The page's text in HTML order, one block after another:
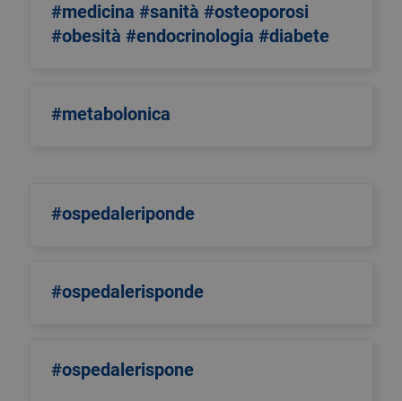
#medicina #sanità #osteoporosi
#obesità #endocrinologia #diabete
#metabolonica
#ospedaleriponde
#ospedalerisponde
#ospedalerispone